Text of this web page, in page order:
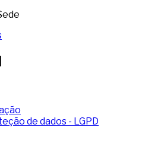
de dados - LGPD